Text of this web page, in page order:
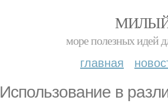
море полезных идей
главная
Использование в